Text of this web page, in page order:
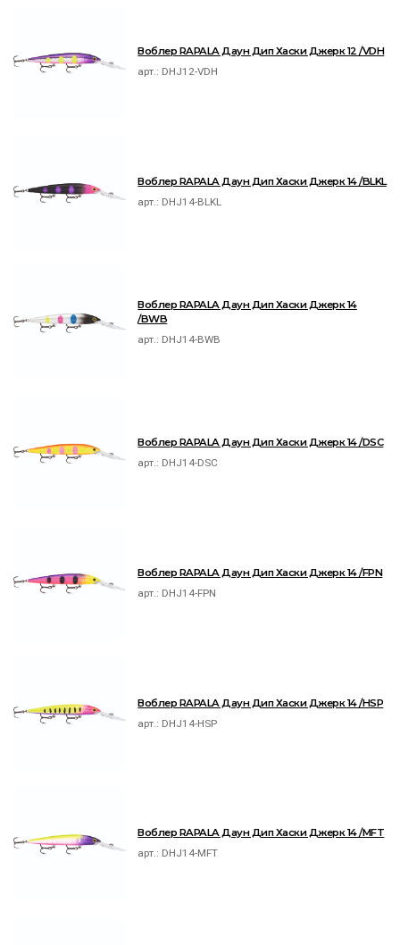
Воблер RAPALA Даун Дип Хаски Джерк 12 /VDH
арт.: DHJ12-VDH
Воблер RAPALA Даун Дип Хаски Джерк 14 /BLKL
арт.: DHJ14-BLKL
Воблер RAPALA Даун Дип Хаски Джерк 14
/BWB
арт.: DHJ14-BWB
Воблер RAPALA Даун Дип Хаски Джерк 14 /DSC
арт.: DHJ14-DSC
Воблер RAPALA Даун Дип Хаски Джерк 14 /FPN
арт.: DHJ14-FPN
Воблер RAPALA Даун Дип Хаски Джерк 14 /HSP
арт.: DHJ14-HSP
Воблер RAPALA Даун Дип Хаски Джерк 14 /MFT
арт.: DHJ14-MFT